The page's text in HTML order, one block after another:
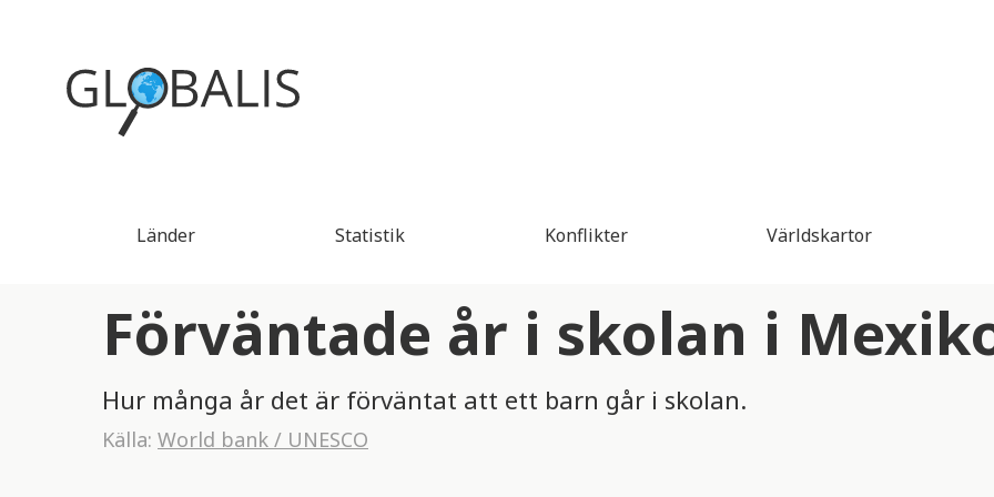
Länder Statistik Konflikter Världskartor
Förväntade år i skolan i
Hur många år det är förväntat att ett barn går i skolan.
Källa: World bank / UNESCO